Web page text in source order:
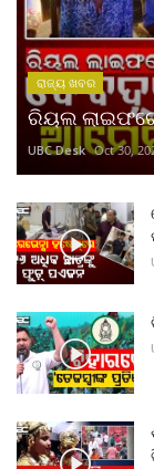
ରାଜ୍ୟ ଖବର
ରିୟଲ
UBC Desk Oct 30,